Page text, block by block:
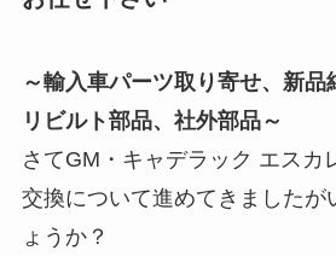
～輸入車パーツ取り寄せ、新品
リビルト部品、社外部品～
さてGM・キャデラック エスカ
交換について進めてきましたが
ょうか？